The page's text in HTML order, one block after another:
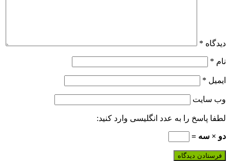
دیدگاه *
نام *
ایمیل *
وب‌ سایت
لطفا پاسخ را به عدد انگلیسی وارد کنید:
دو × سه =